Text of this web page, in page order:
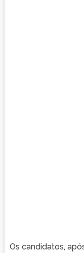
Os candidatos,